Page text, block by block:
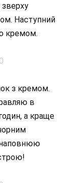
Наступний
кремом.
з кремом.
в
а краще
наповнюю